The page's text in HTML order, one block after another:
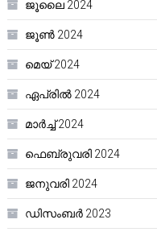
ജൂലൈ 2024
ജൂൺ 2024
മെയ്‌ 2024
ഏപ്രിൽ 2024
മാർച്ച്‌ 2024
ഫെബ്രുവരി 2024
ജനുവരി 2024
ഡിസംബർ 2023